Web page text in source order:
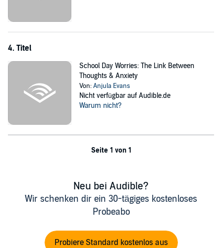
4. Titel
School Day Worries: The Link Between
Thoughts & Anxiety
Von:Anjula Evans
Nicht verfügbar auf Audible.de
Warum nicht?
Seite 1 von 1
Neu bei Audible?
Wir schenken dir ein 30-tägiges kostenloses
Probeabo
Probiere Standard kostenlos aus